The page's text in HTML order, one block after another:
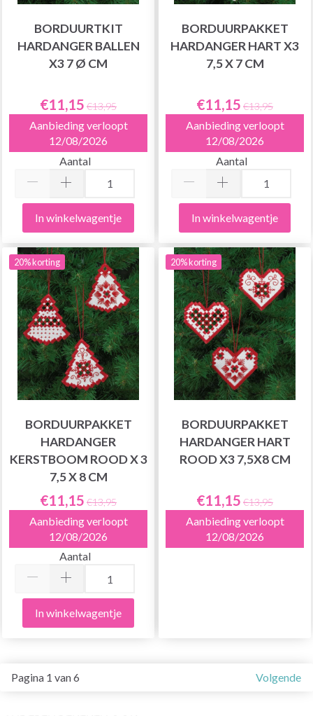
BORDUURTKIT
HARDANGER BALLEN
X3 7 Ø CM
€11,15 €13,95
Aanbieding verloopt
12/08/2026
Aantal
In winkelwagentje
BORDUURPAKKET
HARDANGER HART X3
7,5 X 7 CM
€11,15 €13,95
Aanbieding verloopt
12/08/2026
Aantal
In winkelwagentje
20% korting
BORDUURPAKKET
HARDANGER
KERSTBOOM ROOD X 3
7,5 X 8 CM
€11,15 €13,95
Aanbieding verloopt
12/08/2026
Aantal
In winkelwagentje
20% korting
BORDUURPAKKET
HARDANGER HART
ROOD X3 7,5X8 CM
€11,15 €13,95
Aanbieding verloopt
12/08/2026
Pagina 1 van 6 Volgende